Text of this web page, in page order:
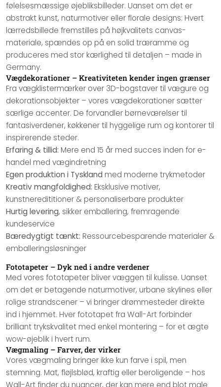
følelsesmæssige øjebliksbilleder. Uanset om det er
abstrakt kunst, naturmotiver eller florale designs: Hvert
lærredsbillede fremstilles på højkvalitets canvas-
materiale, spændes op på en solid træramme og
produceres med stor kærlighed til detaljen – made in
Germany.
Vægdekorationer – Kreativiteten kender ingen grænser
Fra vægklistermærker over 3D-bogstaver til vægure og
dekorationsobjekter – vores vægdekorationer sætter
særlige accenter. De forvandler børneværelser til
fantasiverdener, køkkener til hyggelige rum og kontorer til
inspirerende steder.
Erfaring & tillid: Mere end 15 år med succes inden for e-
handel med vægindretning
Egen produktion i Tyskland med moderne trykmetoder
Kreativ mangfoldighed: Eksklusive motiver,
kunstneredititioner & personaliserbare produkter
Hurtig levering, sikker emballering, fremragende
kundeservice
Bæredygtigt tænkt: Ressourcebesparende materialer &
emballeringsløsninger
Fototapeter – Dyk ned i andre verdener
Med vores fototapeter bliver væggen til kulisse. Uanset
om det er betagende naturmotiver, urbane skylines eller
rolige strandscener – vi bringer drømmesteder direkte
ind i hjemmet. Hver fototapet fra Wall-Art forbinder
brilliant trykskvalitet med enkel montering – for et ægte
wow-øjeblik i hvert rum.
Vægmaling – Farver, der virker
Vores vægmaling bringer ikke kun farve i spil, men
stemning. Mat, fløjlsblød, kraftig eller beroligende – hos
Wall-Art finder du nuancer, der kan mere end blot male